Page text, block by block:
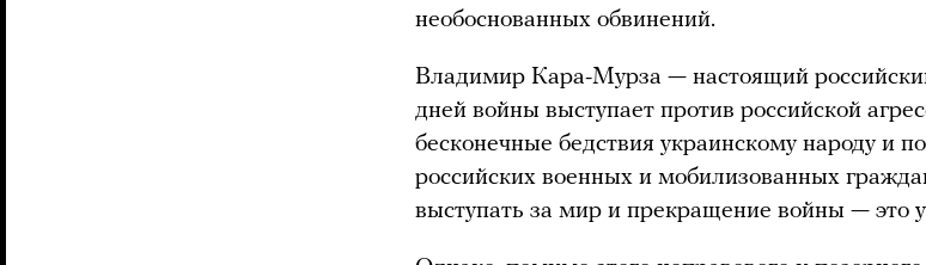
необоснованных обвинений.
Владимир Кара-Мурза — настоящий
дней войны выступает против российской
бесконечные бедствия украинскому народу и
российских военных и мобилизованных
выступать за мир и прекращение войны — это